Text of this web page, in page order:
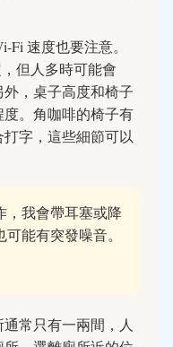
速度也要注意。
但人多時可能會
，桌子高度和椅子
。角咖啡的椅子有
字，這些細節可以
，我會帶耳塞或降
能有突發噪音。
常只有一兩間，人